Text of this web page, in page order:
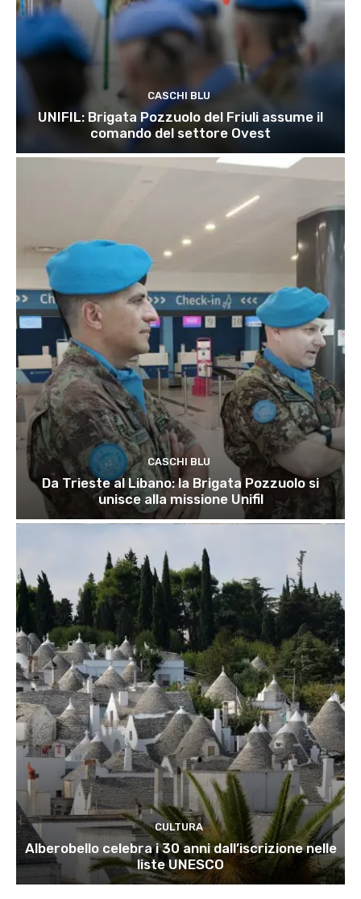
CASCHI BLU
UNIFIL: Brigata Pozzuolo del Friuli assume il
comando del settore Ovest
CASCHI BLU
Da Trieste al Libano: la Brigata Pozzuolo si
unisce alla missione Unifil
CULTURA
Alberobello celebra i 30 anni dall’iscrizione nelle
liste UNESCO